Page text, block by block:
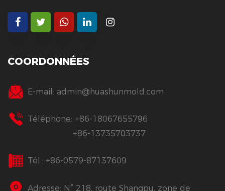
COORDONNÉES
E-mail: admin@huashunmold.com
Téléphone: +86-18067655796
+86-13735703737
Tél.: +86-0579-87137609
Adresse: N° 218, route Shangpu, zone de